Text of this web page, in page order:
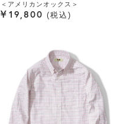
＜アメリカンオックス＞
¥ 19,800 税込